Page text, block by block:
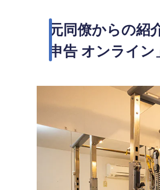
元同僚からの紹
申告 オンライン